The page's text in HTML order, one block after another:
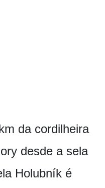
da cordilheira
desde a sela
Holubník é